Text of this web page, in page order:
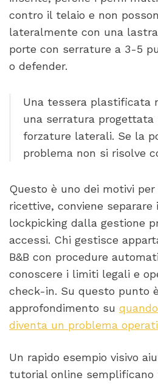
contro il telaio e non
lateralmente con una
porte con serrature a 3-5
o defender.
Una tessera plastificata
una serratura progettata
forzature laterali. Se la
problema non si risolve
Questo è uno dei motivi
ricettive, conviene
lockpicking dalla gestione
accessi. Chi gestisce
B&B con procedure
conoscere i limiti legali e
check-in. Su questo punto
approfondimento su
diventa un problema
Un rapido esempio visivo
tutorial online semplificano